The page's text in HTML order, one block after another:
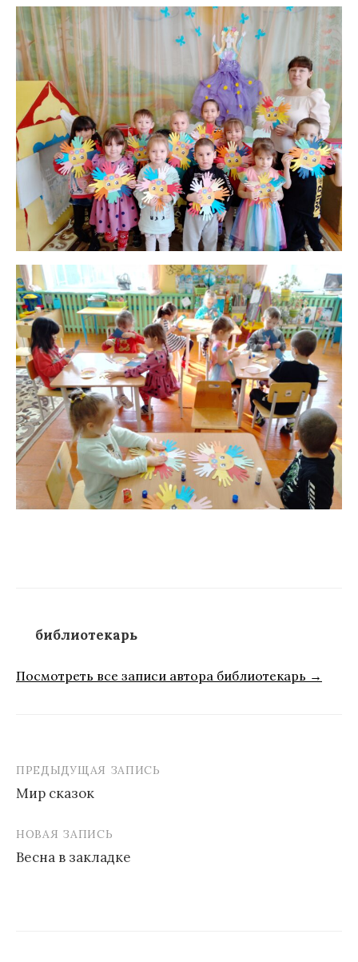
библиотекарь
Посмотреть все записи автора библиотекарь →
Навигация
по
записям
ПРЕДЫДУЩАЯ ЗАПИСЬ
Мир сказок
НОВАЯ ЗАПИСЬ
Весна в закладке